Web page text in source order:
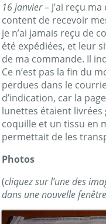
16 janvier– J’ai reçu
content de recevoir
je n’ai jamais reçu de
été expédiées, et leur
de ma commande. Il
Ce n’est pas la fin du
perdues dans le
d’indication, car la
lunettes étaient
coquille et un tissu en
permettait de les
Photos
(cliquez sur l’une des
dans une nouvelle